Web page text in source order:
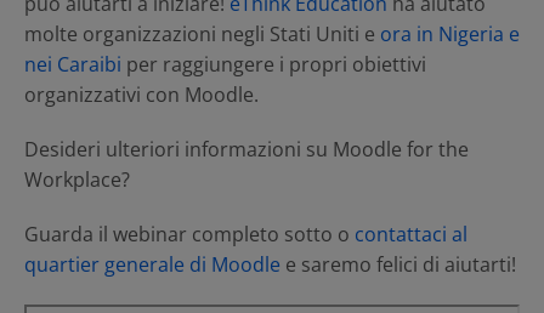
molte organizzazioni negli Stati Uniti e ora in Nigeria e
nei Caraibi per raggiungere i propri obiettivi
organizzativi con Moodle.
Desideri ulteriori informazioni su Moodle for the
Workplace?
Guarda il webinar completo sotto o contattaci al
quartier generale di Moodle e saremo felici di aiutarti!